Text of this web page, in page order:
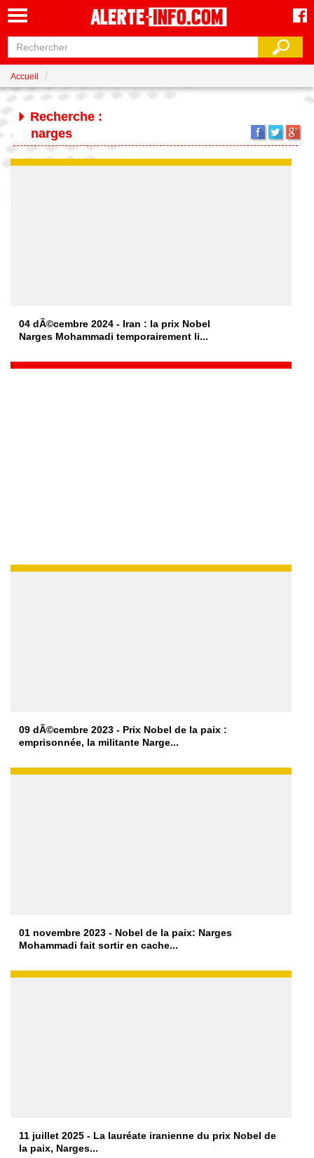
Accueil
Recherche :
narges
04 dÃ©cembre 2024 - Iran : la prix Nobel
Narges Mohammadi temporairement li...
09 dÃ©cembre 2023 - Prix Nobel de la paix :
emprisonnée, la militante Narge...
01 novembre 2023 - Nobel de la paix: Narges
Mohammadi fait sortir en cache...
11 juillet 2025 - La lauréate iranienne du prix Nobel de
la paix, Narges...